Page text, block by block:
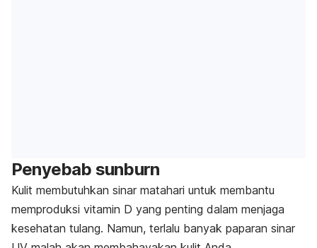
Penyebab sunburn
Kulit membutuhkan sinar matahari untuk membantu
memproduksi vitamin D yang penting dalam menjaga
kesehatan tulang. Namun, terlalu banyak paparan sinar